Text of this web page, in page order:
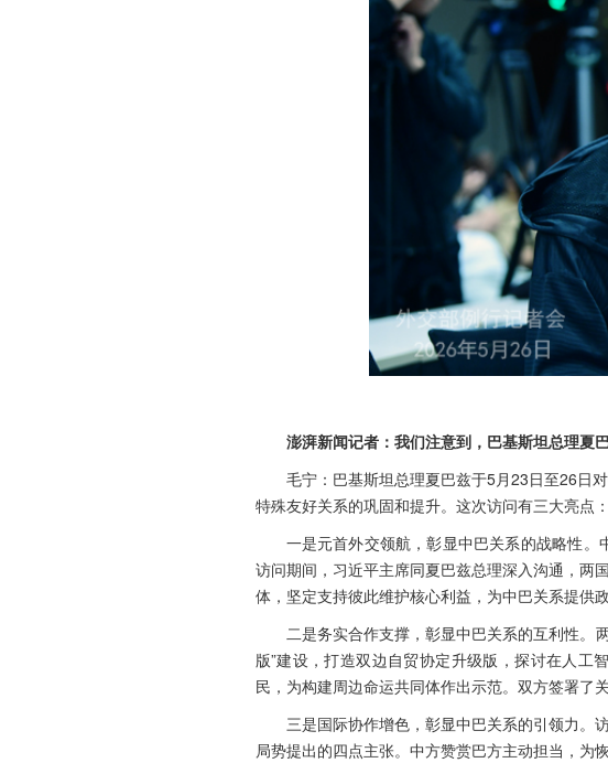
澎湃新闻记者：我们注意到，巴基斯坦总理夏
毛宁：巴基斯坦总理夏巴兹于5月23日至26日
特殊友好关系的巩固和提升。这次访问有三大亮点：
一是元首外交领航，彰显中巴关系的战略性。
访问期间，习近平主席同夏巴兹总理深入沟通，两
体，坚定支持彼此维护核心利益，为中巴关系提供
二是务实合作支撑，彰显中巴关系的互利性。
版”建设，打造双边自贸协定升级版，探讨在人工
民，为构建周边命运共同体作出示范。双方签署了
三是国际协作增色，彰显中巴关系的引领力。
局势提出的四点主张。中方赞赏巴方主动担当，为